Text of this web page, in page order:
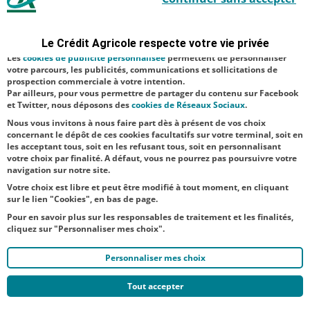
juillet. Son nom
statue de
Bacchus, dieu
du vin dans la
mythologie
rom...
Le Crédit Agricole respecte votre vie privée
sécurité ; d’autres sont facultatifs. Les
satisfaction facultatifs.
Lescookies de publicité personnalisée permettent de personnaliser
votre parcours, les publicités, communications et sollicitations de
prospection commerciale à votre intention.
Par ailleurs, pour vous permettre de partager du contenu sur Facebook
et Twitter, nous déposons descookies de Réseaux Sociaux.
Nous vous invitons à nous faire part dès à présent de vos choix
concernant le dépôt de ces cookies facultatifs sur votre terminal, soit en
les acceptant tous, soit en les refusant tous, soit en personnalisant
votre choix par finalité. A défaut, vous ne pourrez pas poursuivre votre
navigation sur notre site.
Votre choix est libre et peut être modifié à tout moment, en cliquant
sur le lien "Cookies", en bas de page.
Pour en savoir plus sur les responsables de traitement et les finalités,
cliquez sur "Personnaliser mes choix".
Personnaliser mes choix
Tout accepter